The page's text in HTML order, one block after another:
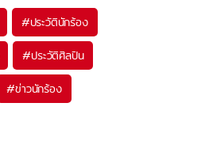
#ประวัตินักร้อง
#ประวัติศิลปิน
#ข่าวนักร้อง